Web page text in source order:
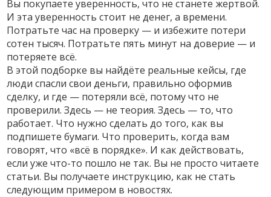
Вы покупаете уверенность, что не станете жертвой.
И эта уверенность стоит не денег, а времени.
Потратьте час на проверку — и избежите потери
сотен тысяч. Потратьте пять минут на доверие — и
потеряете всё.
В этой подборке вы найдёте реальные кейсы, где
люди спасли свои деньги, правильно оформив
сделку, и где — потеряли всё, потому что не
проверили. Здесь — не теория. Здесь — то, что
работает. Что нужно сделать до того, как вы
подпишете бумаги. Что проверить, когда вам
говорят, что «всё в порядке». И как действовать,
если уже что-то пошло не так. Вы не просто читаете
статьи. Вы получаете инструкцию, как не стать
следующим примером в новостях.